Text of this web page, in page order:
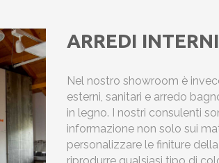
ARREDI
Nel nostro showroom è
esterni, sanitari e arredo
in legno. I nostri consulenti
informazione non solo sui
personalizzare le finiture